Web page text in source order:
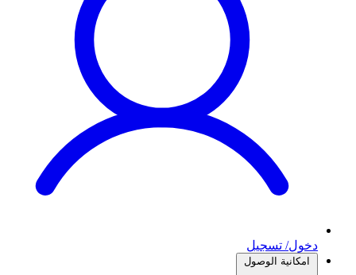
دخول/ تسجيل
امكانية الوصول